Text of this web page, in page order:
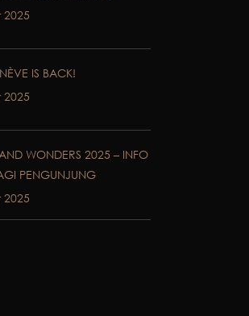
IS BACK!
WONDERS 2025 – INFO
PENGUNJUNG